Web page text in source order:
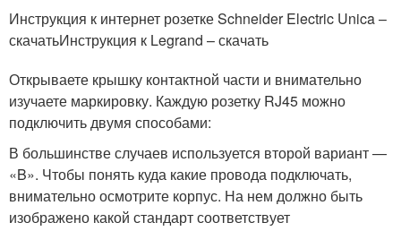
Инструкция к интернет розетке Schneider Electric Unica –
скачатьИнструкция к Legrand – скачать
Открываете крышку контактной части и внимательно
изучаете маркировку. Каждую розетку RJ45 можно
подключить двумя способами:
В большинстве случаев используется второй вариант —
«B». Чтобы понять куда какие провода подключать,
внимательно осмотрите корпус. На нем должно быть
изображено какой стандарт соответствует